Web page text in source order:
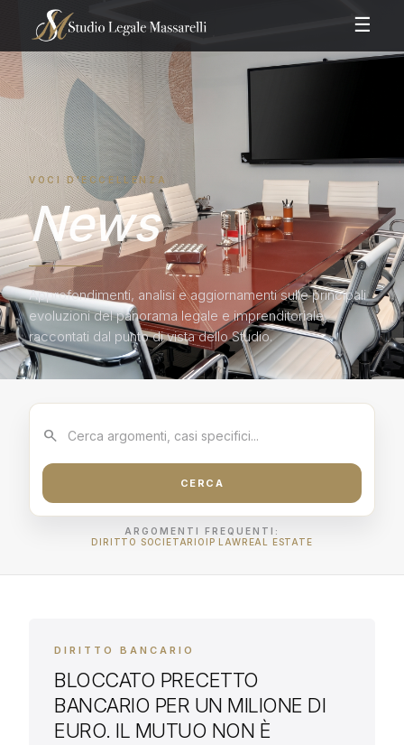
☰
VOCI D'ECCELLENZA
News
Approfondimenti, analisi e aggiornamenti sulle principali
evoluzioni del panorama legale e imprenditoriale,
raccontati dal punto di vista dello Studio.
Cerca:
search
CERCA
ARGOMENTI FREQUENTI:
DIRITTO SOCIETARIO IP LAWREAL ESTATE
DIRITTO BANCARIO
BLOCCATO PRECETTO
BANCARIO PER UN MILIONE DI
EURO. IL MUTUO NON È